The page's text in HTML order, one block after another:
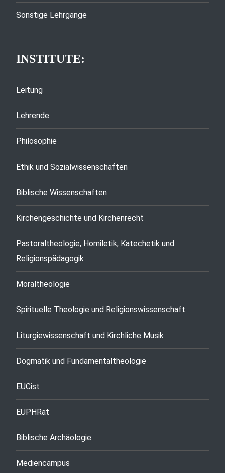
Sonstige Lehrgänge
INSTITUTE:
Leitung
Lehrende
Philosophie
Ethik und Sozialwissenschaften
Biblische Wissenschaften
Kirchengeschichte und Kirchenrecht
Pastoraltheologie, Homiletik, Katechetik und
Religionspädagogik
Moraltheologie
Spirituelle Theologie und Religionswissenschaft
Liturgiewissenschaft und Kirchliche Musik
Dogmatik und Fundamentaltheologie
EUCist
EUPHRat
Biblische Archäologie
Mediencampus